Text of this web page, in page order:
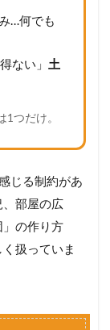
…何でも
ない」 土
つだけ。
じる制約があ
部屋の広
の作り方
扱っていま